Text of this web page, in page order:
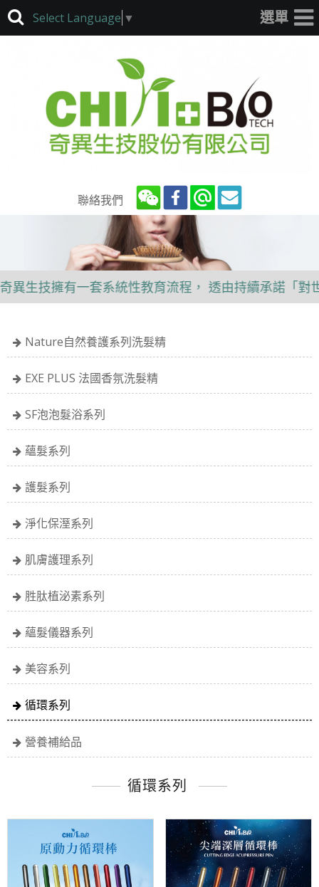
Select Language ▼
聯絡我們
技擁有一套系統性教育流程， 透由持續承諾「對世
Nature自然養護系列洗髮精
EXE PLUS 法國香氛洗髮精
SF泡泡髮浴系列
蘊髮系列
護髮系列
淨化保溼系列
肌膚護理系列
胜肽植泌素系列
蘊髮儀器系列
美容系列
循環系列
營養補給品
循環系列